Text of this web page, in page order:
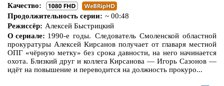
Качество:
Продолжительность серии: ~ 00:48
Режиссёр: Алексей Быстрицкий
О сериале: 1990-е годы. Следователь Смоленской областной
прокуратуры Алексей Кирсанов получает от главаря местной
ОПГ «чёрную метку» без срока давности, на него начинается
охота. Близкий друг и коллега Кирсанова — Игорь Сазонов —
идёт на повышение и переводится на должность прокуро...